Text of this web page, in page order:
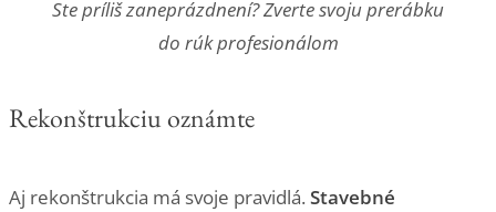
Ste príliš zaneprázdnení? Zverte svoju prerábku
do rúk profesionálom
Rekonštrukciu oznámte
Aj rekonštrukcia má svoje pravidlá. Stavebné